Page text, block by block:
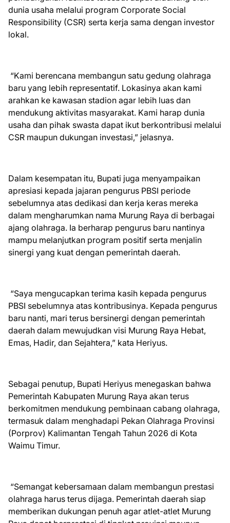
dunia usaha melalui program Corporate Social
Responsibility (CSR) serta kerja sama dengan investor
lokal.
“Kami berencana membangun satu gedung olahraga
baru yang lebih representatif. Lokasinya akan kami
arahkan ke kawasan stadion agar lebih luas dan
mendukung aktivitas masyarakat. Kami harap dunia
usaha dan pihak swasta dapat ikut berkontribusi melalui
CSR maupun dukungan investasi,” jelasnya.
Dalam kesempatan itu, Bupati juga menyampaikan
apresiasi kepada jajaran pengurus PBSI periode
sebelumnya atas dedikasi dan kerja keras mereka
dalam mengharumkan nama Murung Raya di berbagai
ajang olahraga. Ia berharap pengurus baru nantinya
mampu melanjutkan program positif serta menjalin
sinergi yang kuat dengan pemerintah daerah.
“Saya mengucapkan terima kasih kepada pengurus
PBSI sebelumnya atas kontribusinya. Kepada pengurus
baru nanti, mari terus bersinergi dengan pemerintah
daerah dalam mewujudkan visi Murung Raya Hebat,
Emas, Hadir, dan Sejahtera,” kata Heriyus.
Sebagai penutup, Bupati Heriyus menegaskan bahwa
Pemerintah Kabupaten Murung Raya akan terus
berkomitmen mendukung pembinaan cabang olahraga,
termasuk dalam menghadapi Pekan Olahraga Provinsi
(Porprov) Kalimantan Tengah Tahun 2026 di Kota
Waimu Timur.
“Semangat kebersamaan dalam membangun prestasi
olahraga harus terus dijaga. Pemerintah daerah siap
memberikan dukungan penuh agar atlet-atlet Murung